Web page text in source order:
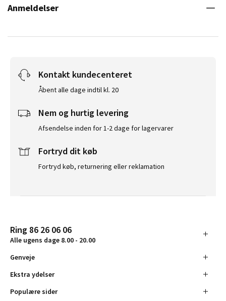
Anmeldelser
Kontakt kundecenteret
Åbent alle dage indtil kl. 20
Nem og hurtig levering
Afsendelse inden for 1-2 dage for lagervarer
Fortryd dit køb
Fortryd køb, returnering eller reklamation
Ring 86 26 06 06
Alle ugens dage 8.00 - 20.00
Genveje
Ekstra ydelser
Populære sider